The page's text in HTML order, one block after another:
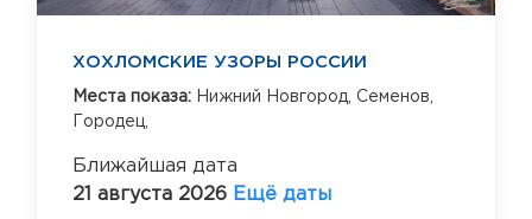
ХОХЛОМСКИЕ УЗОРЫ РОССИИ
Места показа: Нижний Новгород, Семенов,
Городец,
Ближайшая дата
21 августа 2026 Ещё даты